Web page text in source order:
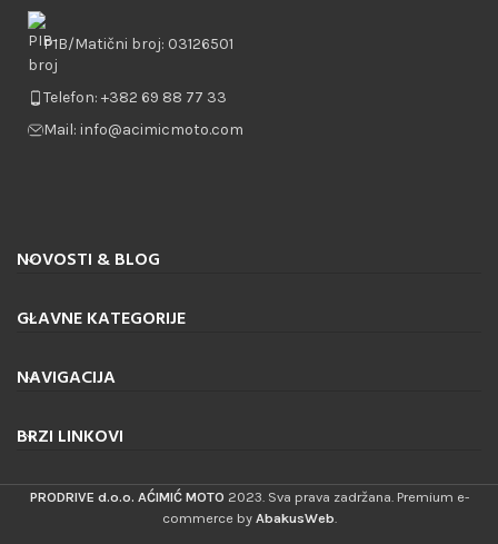
PIB/Matični broj: 03126501
Telefon: +382 69 88 77 33
Mail: info@acimicmoto.com
NOVOSTI & BLOG
GLAVNE KATEGORIJE
NAVIGACIJA
BRZI LINKOVI
PRODRIVE d.o.o. AĆIMIĆ MOTO 2023. Sva prava zadržana. Premium e-
commerce by AbakusWeb